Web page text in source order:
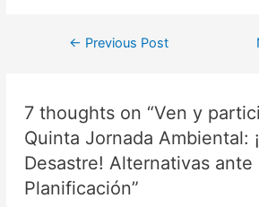
Post← Previous Post
7 thoughts on “Ven y
Quinta Jornada Ambiental:
Desastre! Alternativas ante
Planificación”